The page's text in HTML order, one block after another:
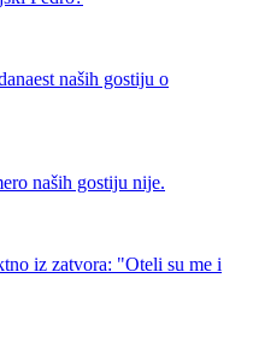
naših gostiju o
naših gostiju nije.
iz zatvora: "Oteli su me i